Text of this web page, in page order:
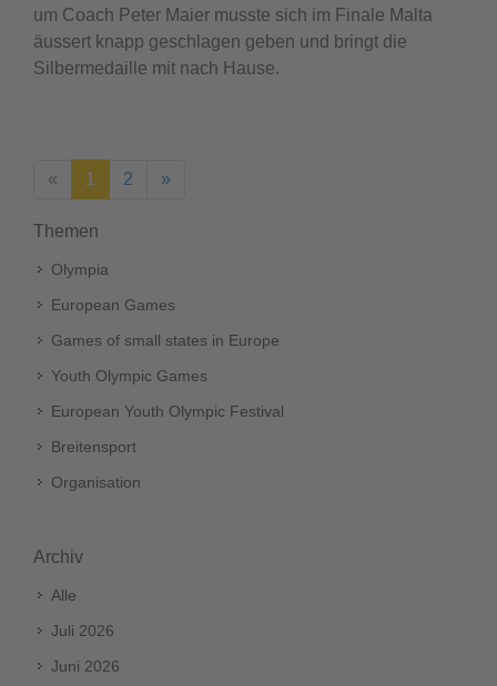
um Coach Peter Maier musste sich im Finale Malta
äussert knapp geschlagen geben und bringt die
Silbermedaille mit nach Hause.
« 1 (aktuell)
2 »
Themen
Olympia
European Games
Games of small states in Europe
Youth Olympic Games
European Youth Olympic Festival
Breitensport
Organisation
Archiv
Alle
Juli 2026
Juni 2026